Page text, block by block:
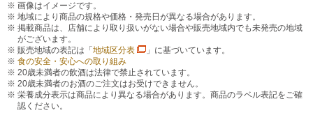
画像はイメージです。
地域により商品の規格や価格・発売日が異なる場合があります。
掲載商品は、店舗により取り扱いがない場合や販売地域内でも未発売の地域
がございます。
販売地域の表記は「 地域区分表
」に基づいています。
食の安全・安心への取り組み
20歳未満者の飲酒は法律で禁止されています。
20歳未満者のお酒のご注文はお受けできません。
栄養成分表示は商品により異なる場合があります。商品のラベル表記をご確
認ください。